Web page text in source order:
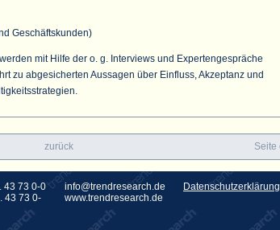
Geschäftskunden)
mit Hilfe der o. g. Interviews und Expertengespräche
zu abgesicherten Aussagen über Einfluss, Akzeptanz und
zurück Seite
43 73 0-0
43 73 0-
info@trendresearch.de
www.trendresearch.de
Datenschutzerklärung